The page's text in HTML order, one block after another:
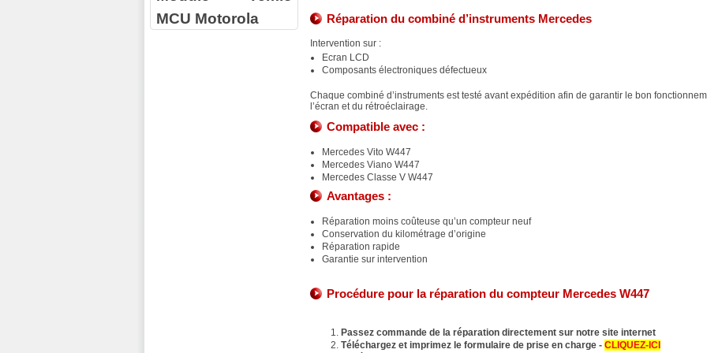
MCU Motorola
Réparation du combiné d’instruments Mercedes
Intervention sur :
Ecran LCD
Composants électroniques défectueux
Chaque combiné d’instruments est testé avant expédition afin de garantir le bon
l’écran et du rétroéclairage.
Compatible avec :
Mercedes Vito W447
Mercedes Viano W447
Mercedes Classe V W447
Avantages :
Réparation moins coûteuse qu’un compteur neuf
Conservation du kilométrage d’origine
Réparation rapide
Garantie sur intervention
Procédure pour la réparation du compteur Mercedes W447
Passez commande de la réparation directement sur notre site internet
Téléchargez et imprimez le formulaire de prise en charge - CLIQUEZ-ICI